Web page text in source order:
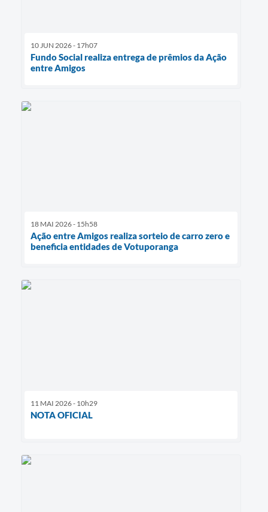
10 JUN 2026 - 17h07
Fundo Social realiza entrega de prêmios da Ação
entre Amigos
18 MAI 2026 - 15h58
Ação entre Amigos realiza sorteio de carro zero e
beneficia entidades de Votuporanga
11 MAI 2026 - 10h29
NOTA OFICIAL